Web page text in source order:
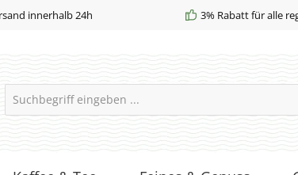
innerhalb 24h 3% Rabatt für alle